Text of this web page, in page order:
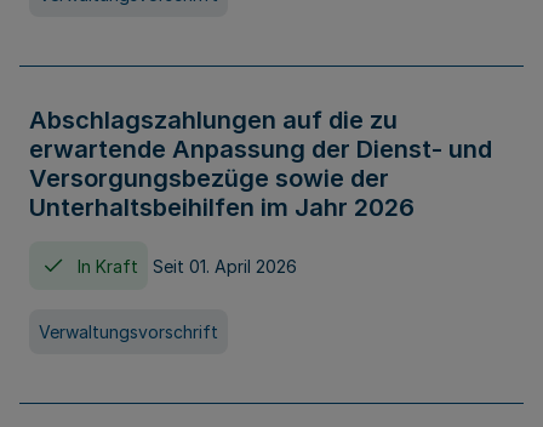
Abschlagszahlungen auf die zu
erwartende Anpassung der Dienst- und
Versorgungsbezüge sowie der
Unterhaltsbeihilfen im Jahr 2026
In Kraft Seit 01. April 2026
Verwaltungsvorschrift